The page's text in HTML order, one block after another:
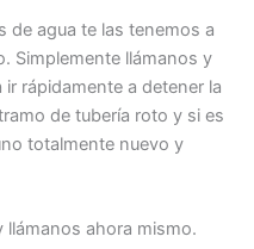
de agua te las tenemos a
Simplemente llámanos y
rápidamente a detener la
de tubería roto y si es
totalmente nuevo y
llámanos ahora mismo.